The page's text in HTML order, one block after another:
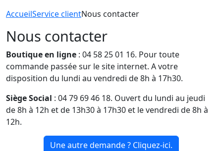
AccueilService clientNous contacter
Nous contacter
Boutique en ligne : 04 58 25 01 16. Pour toute
commande passée sur le site internet. A votre
disposition du lundi au vendredi de 8h à 17h30.
Siège Social : 04 79 69 46 18. Ouvert du lundi au jeudi
de 8h à 12h et de 13h30 à 17h30 et le vendredi de 8h à
12h.
Une autre demande ? Cliquez-ici.